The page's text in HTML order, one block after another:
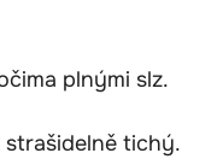
plnými slz.
tichý.